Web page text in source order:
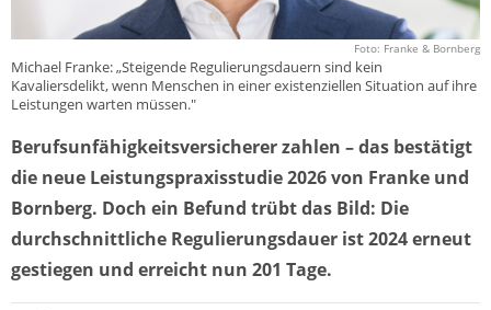
Foto: Franke & Bornberg
Michael Franke: „Steigende Regulierungsdauern sind kein
Kavaliersdelikt, wenn Menschen in einer existenziellen Situation auf ihre
Leistungen warten müssen."
Berufsunfähigkeitsversicherer zahlen – das bestätigt
die neue Leistungspraxisstudie 2026 von Franke und
Bornberg. Doch ein Befund trübt das Bild: Die
durchschnittliche Regulierungsdauer ist 2024 erneut
gestiegen und erreicht nun 201 Tage.